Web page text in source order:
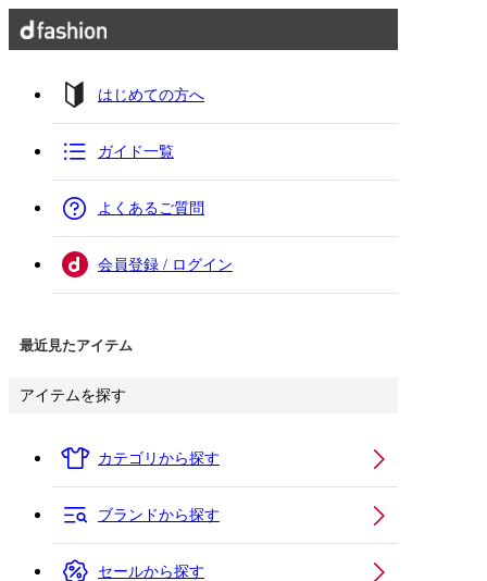
はじめての方へ
ガイド一覧
よくあるご質問
会員登録 / ログイン
最近見たアイテム
アイテムを探す
カテゴリから探す
ブランドから探す
セールから探す